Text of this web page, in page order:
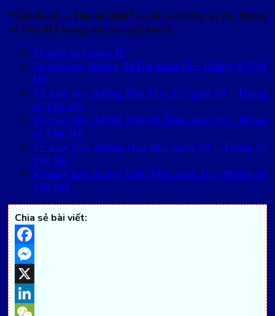
“Cần là có – Tìm là thấy” là tất cả những gì mà Phòng
vé Việt Mỹ mang đến cho quý khách.
Vé máy bay quận 10
Vé máy bay đường Bà Hạt quận 10 – Phòng vé Việt
Mỹ
Vé máy bay đường Đào Duy Từ quận 10 – Phòng
vé Việt Mỹ
Vé máy bay đường Nguyễn Kim quận 10 – Phòng
vé Việt Mỹ
Vé máy bay đường Hòa Hảo quận 10 – Phòng vé
Việt Mỹ
Vé máy bay đường Vĩnh Viễn quận 10 – Phòng vé
Việt Mỹ
Chia sẻ bài viết:
Facebook
Messenger
X
LinkedIn